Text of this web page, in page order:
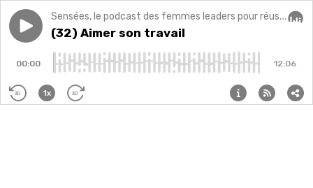
Play episode (32) Aimer son travail
Sensées, le podcast des femmes leaders pour réussir sa carrière, son business et s'épanouir dans sa vie professionnelle (et personnelle !) avec confiance et sérénité.
(32) Aimer son travail
00:00 12:06
30 1x 30